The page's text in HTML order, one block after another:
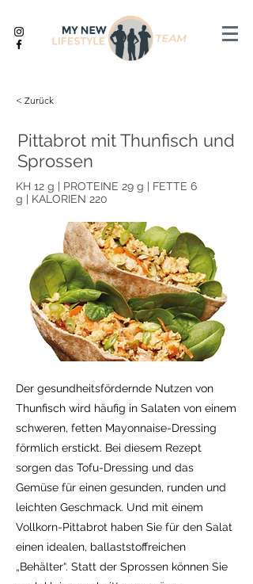
< Zurück
Pittabrot mit Thunfisch und
Sprossen
KH 12 g | PROTEINE 29 g | FETTE 6
g | KALORIEN 220
Der gesundheitsfördernde Nutzen von
Thunfisch wird häufig in Salaten von einem
schweren, fetten Mayonnaise-Dressing
förmlich erstickt. Bei diesem Rezept
sorgen das Tofu-Dressing und das
Gemüse für einen gesunden, runden und
leichten Geschmack. Und mit einem
Vollkorn-Pittabrot haben Sie für den Salat
einen idealen, ballaststoffreichen
„Behälter“. Statt der Sprossen können Sie